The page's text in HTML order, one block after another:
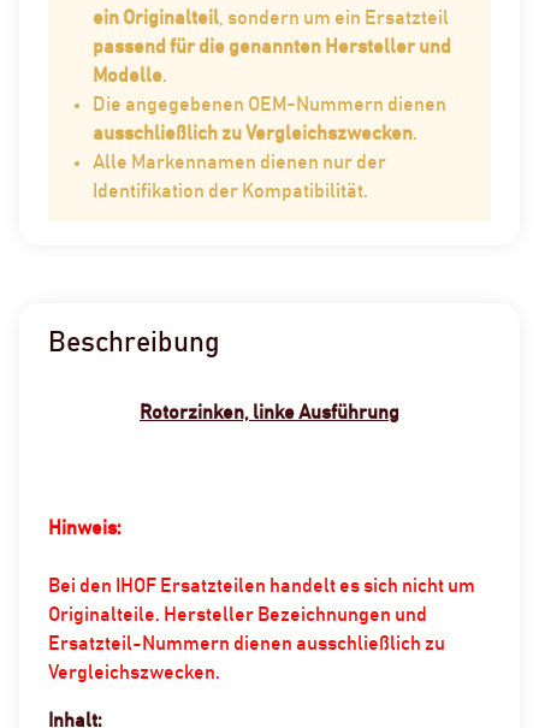
ein Originalteil , sondern um ein Ersatzteil
passend für die genannten Hersteller und
Modelle.
Die angegebenen OEM-Nummern dienen
ausschließlich zu Vergleichszwecken.
Alle Markennamen dienen nur der
Identifikation der Kompatibilität.
Beschreibung
Rotorzinken, linke Ausführung
Hinweis:
Bei den IHOF Ersatzteilen handelt es sich nicht um
Originalteile. Hersteller Bezeichnungen und
Ersatzteil-Nummern dienen ausschließlich zu
Vergleichszwecken.
Inhalt: